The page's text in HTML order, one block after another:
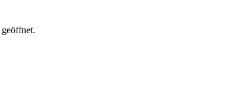
geöffnet.